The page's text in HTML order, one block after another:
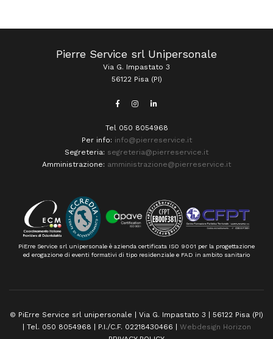
Pierre Service srl Unipersonale
Via G. Impastato 3
56122 Pisa (PI)
Tel 050 8054968
Per info: info@pierreservice.it
Segreteria: segreteria@pierreservice.it
Amministrazione: amministrazione@pierreservice.it
PiErre Service srl unipersonale è azienda certificata ISO 9001 per la progettazione
ed erogazione di eventi formativi di tipo residenziale e FAD in ambito sanitario
© PiErre Service srl unipersonale | Via G. Impastato 3 | 56122 Pisa (PI)
| Tel. 050 8054968 | P.I./C.F. 02218430466 | Webdesign Horizon